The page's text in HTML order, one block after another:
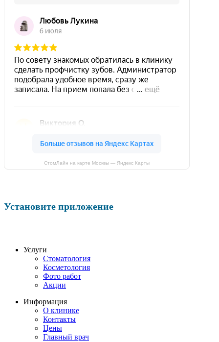
СтомЛайн на карте Москвы — Яндекс Карты
Установите приложение
Услуги
Стоматология
Косметология
Фото работ
Акции
Информация
О клинике
Контакты
Цены
Главный врач